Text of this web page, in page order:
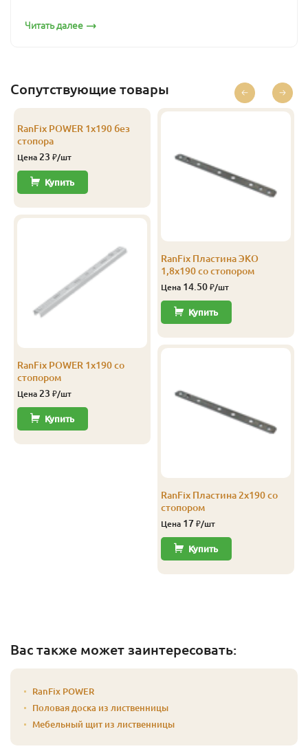
Читать далее
Сопутствующие товары
RanFix POWER 1х190 без
стопора
Цена 23 ₽/шт
Купить
RanFix POWER 1х190 со
стопором
Цена 23 ₽/шт
Купить
RanFix Пластина ЭКО
1,8х190 со стопором
Цена 14.50 ₽/шт
Купить
RanFix Пластина 2х190 со
стопором
Цена 17 ₽/шт
Купить
Вас также может заинтересовать:
RanFix POWER
Половая доска из лиственницы
Мебельный щит из лиственницы